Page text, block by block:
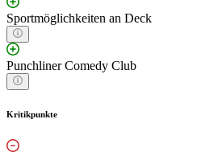
Sportmöglichkeiten an Deck
Punchliner Comedy Club
Kritikpunkte